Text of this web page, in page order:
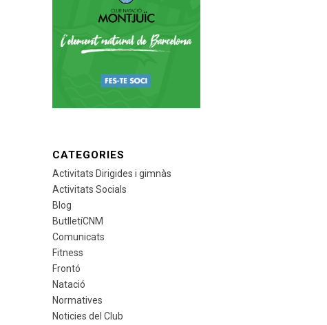
CATEGORIES
Activitats Dirigides i gimnàs
Activitats Socials
Blog
ButlletíCNM
Comunicats
Fitness
Frontó
Natació
Normatives
Noticies del Club